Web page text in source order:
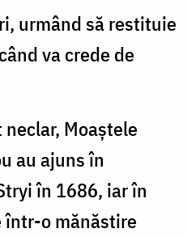
urmând să restituie
va crede de
Moaștele
au ajuns în
în 1686, iar în
într-o mănăstire